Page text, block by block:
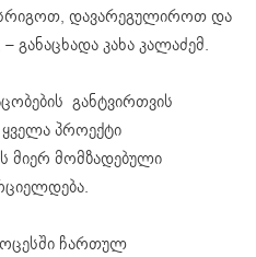
დავარეგულიროთ და
განაცხადა კახა კალაძემ.
განტვირთვის
პროექტი
მიერ მომზადებული
ჩართულ